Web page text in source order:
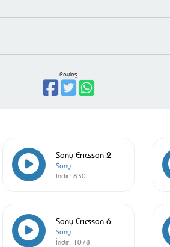
Paylaş
Sony Ericsson 2
Sony
İndir: 830
Sony Ericsson 6
Sony
İndir: 1078